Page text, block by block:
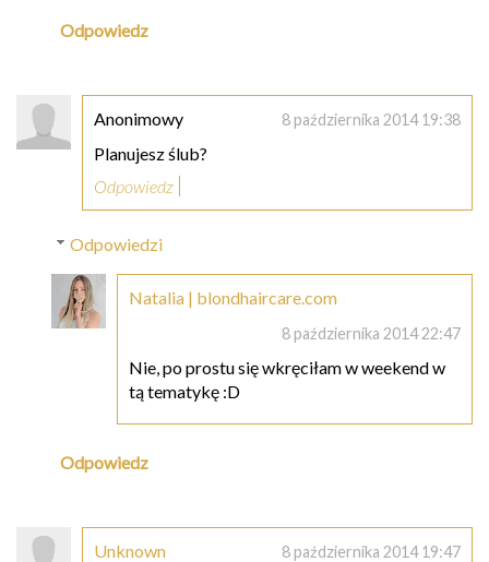
Odpowiedz
Anonimowy 8 października 2014 19:38
Planujesz ślub?
Odpowiedz
Odpowiedzi
Natalia | blondhaircare.com
8 października 2014 22:47
Nie, po prostu się wkręciłam w weekend w
tą tematykę :D
Odpowiedz
Unknown 8 października 2014 19:47